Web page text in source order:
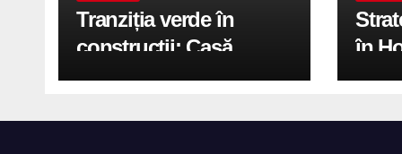
Tranziția verde în
construcții: Casă
modernă cu structură
în